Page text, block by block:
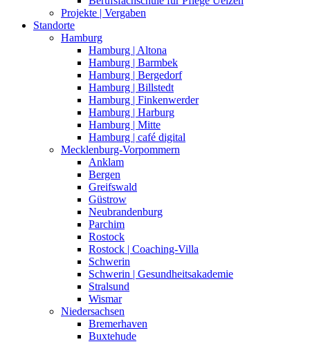
Projekte | Vergaben
Standorte
Hamburg
Hamburg | Altona
Hamburg | Barmbek
Hamburg | Bergedorf
Hamburg | Billstedt
Hamburg | Finkenwerder
Hamburg | Harburg
Hamburg | Mitte
Hamburg | café digital
Mecklenburg-Vorpommern
Anklam
Bergen
Greifswald
Güstrow
Neubrandenburg
Parchim
Rostock
Rostock | Coaching-Villa
Schwerin
Schwerin | Gesundheitsakademie
Stralsund
Wismar
Niedersachsen
Bremerhaven
Buxtehude